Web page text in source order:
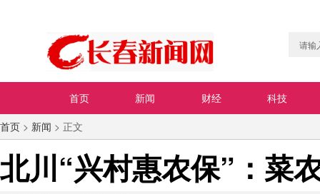
首页 新闻 财经
科技
首页 > 新闻 > 正文
北川“兴村惠农保”：菜